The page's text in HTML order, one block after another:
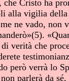
che Cristo ha
alla vigilia della
ne vado, non
verità che
però verrà lo
parlerà da